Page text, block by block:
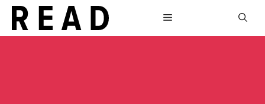
Przejdź
treści
Menu